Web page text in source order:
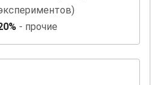
- прочие